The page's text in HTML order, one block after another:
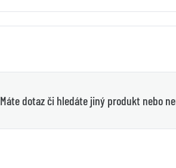
Máte dotaz či hledáte jiný produkt nebo